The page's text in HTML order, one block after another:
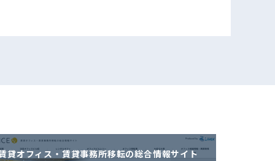
貸オフィス・賃貸事務所移転の総合情報サイト